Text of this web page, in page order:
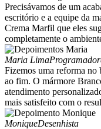
Precisávamos de um
escritório e a equipe da
Crema Marfil que eles
completamente o
Maria Lima
Fizemos uma reforma
ao fim. O mármore
atendimento
mais satisfeito com o
MoniqueDesenhista